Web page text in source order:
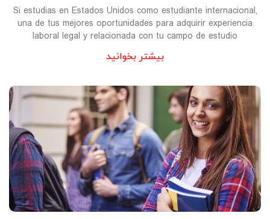
Si estudias en Estados Unidos como estudiante internacional,
una de tus mejores oportunidades para adquirir experiencia
laboral legal y relacionada con tu campo de estudio
بیشتر بخوانید